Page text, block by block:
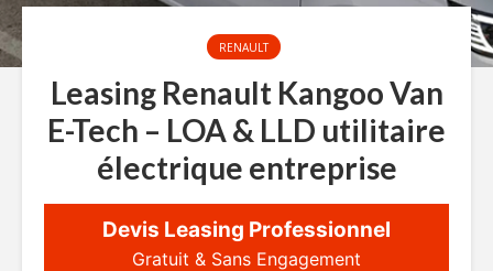
RENAULT
Leasing Renault Kangoo Van
E-Tech – LOA & LLD utilitaire
électrique entreprise